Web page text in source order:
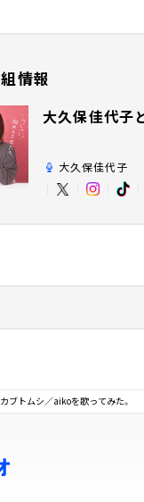
情報
大久保佳代子
大久保佳代子
ブトムシ／aikoを歌ってみた。